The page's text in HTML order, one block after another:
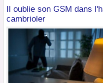
Il oublie son GSM dans
cambrioler